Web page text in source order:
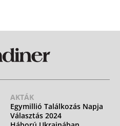
AKTÁK
Egymillió Találkozás Napja
Választás 2024